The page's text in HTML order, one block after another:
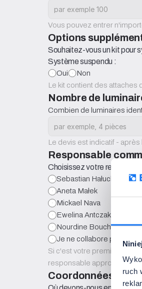
ruch
Vous pouvez entrer
Options
Souhaitez-vous un kit pour
Système suspendu :
Oui
Non
Le kit contient des
Nombre de
Combien de luminaires
Le devis est indicatif -
Responsable
Choisissez votre
Sebastian Hałucha
Aneta Małek
Mickael Nava
Ewelina Antczak
Nourdine Bouchahda
Je ne collabore pas
Si c'est votre première
responsable approprié.
Coordonnées